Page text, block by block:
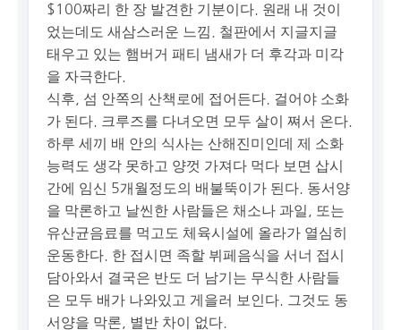
$100짜리 한 장 발견한 기분이다. 원래 내 것이
었는데도 새삼스러운 느낌. 철판에서 지글지글
태우고 있는 햄버거 패티 냄새가 더 후각과 미각
을 자극한다.
식후, 섬 안쪽의 산책로에 접어든다. 걸어야 소화
가 된다. 크루즈를 다녀오면 모두 살이 쪄서 온다.
하루 세끼 배 안의 식사는 산해진미인데 제 소화
능력도 생각 못하고 양껏 가져다 먹다 보면 삽시
간에 임신 5개월정도의 배불뚝이가 된다. 동서양
을 막론하고 날씬한 사람들은 채소나 과일, 또는
유산균음료를 먹고도 체육시설에 올라가 열심히
운동한다. 한 접시면 족할 뷔페음식을 서너 접시
담아와서 결국은 반도 더 남기는 무식한 사람들
은 모두 배가 나와있고 게을러 보인다. 그것도 동
서양을 막론, 별반 차이 없다.